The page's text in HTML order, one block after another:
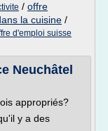
/ offre
la cuisine /
d'emploi suisse
Neuchâtel
appropriés?
y a des